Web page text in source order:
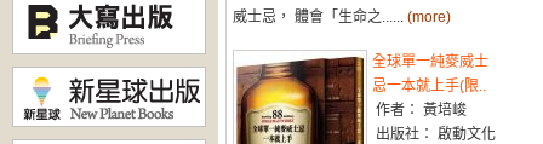
威士忌， 體會「生命之...... (more)
全球單一純麥威士
忌一本就上手(限..
作者： 黃培峻
出版社： 啟動文化